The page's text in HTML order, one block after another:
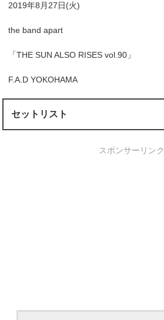
2019年8月27日(火)
the band apart
「THE SUN ALSO RISES vol.90」
F.A.D YOKOHAMA
セットリスト
スポンサーリンク